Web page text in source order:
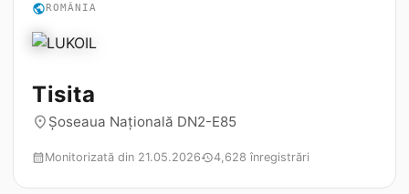
publicROMÂNIA
Tisita
place Șoseaua Națională DN2-E85
calendar_monthMonitorizată din 21.05.2026history4,628 înregistrări